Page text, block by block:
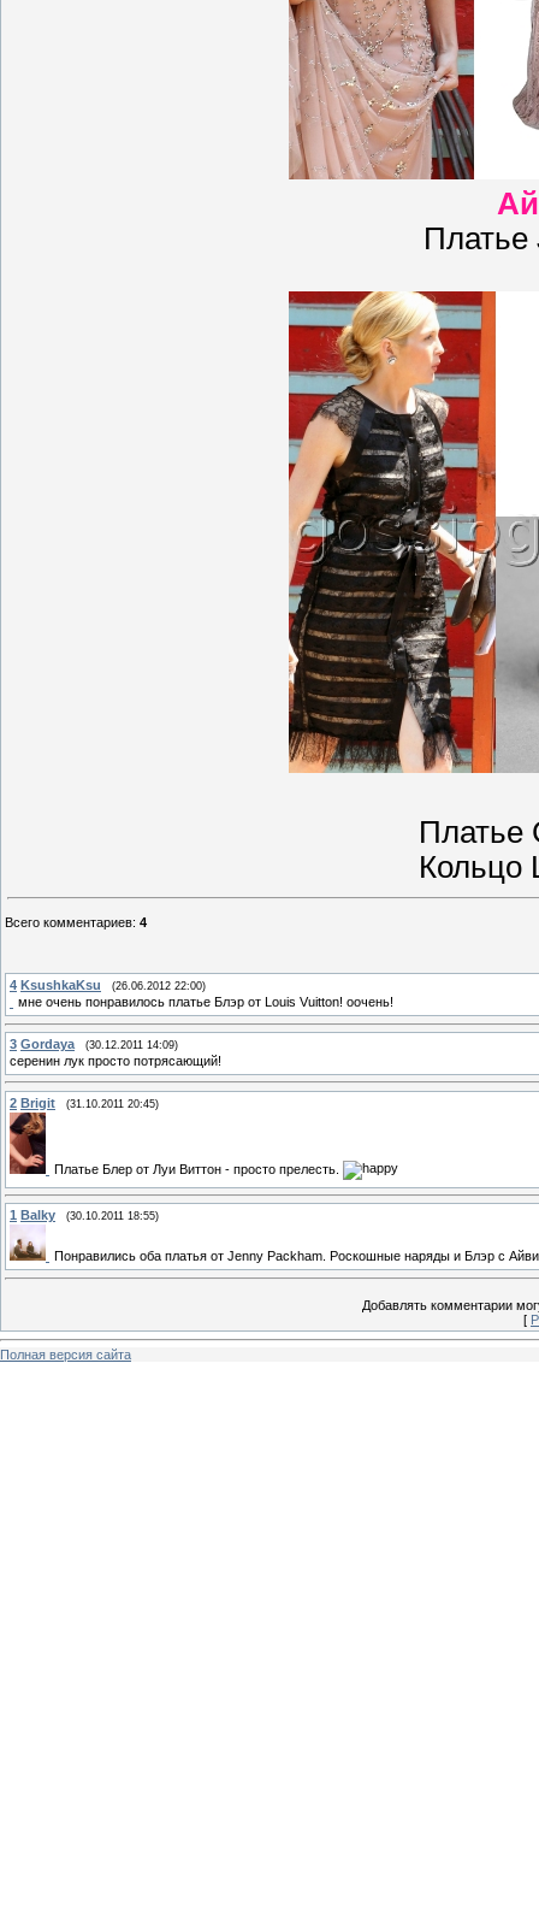
Платье
Платье
Кольцо
Всего комментариев: 4
4 KsushkaKsu (26.06.2012 22:00)
мне очень понравилось платье Блэр от Louis Vuitton! оочень!
3 Gordaya (30.12.2011 14:09)
серенин лук просто потрясающий!
2 Brigit (31.10.2011 20:45)
Платье Блер от Луи Виттон - просто прелесть.
1 Balky (30.10.2011 18:55)
Понравились оба платья от Jenny Packham. Роскошные наряды и Блэр с
Добавлять комментарии
[
Полная версия сайта